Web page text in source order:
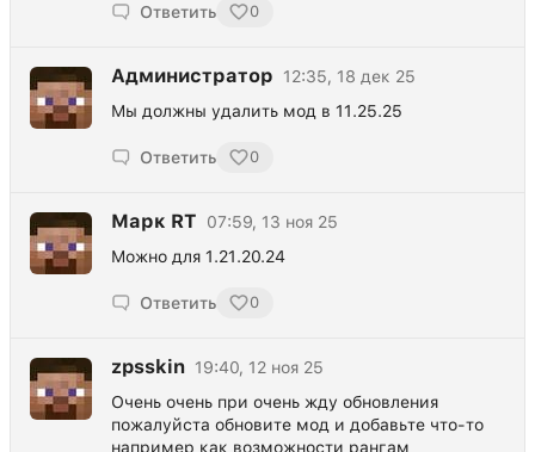
Ответить 0
Администратор
12:35, 18 дек 25
Мы должны удалить мод в 11.25.25
Ответить 0
Марк RT
07:59, 13 ноя 25
Можно для 1.21.20.24
Ответить 0
zpsskin 19:40, 12 ноя 25
Очень очень при очень жду обновления
пожалуйста обновите мод и добавьте что-то
например как возможности рангам